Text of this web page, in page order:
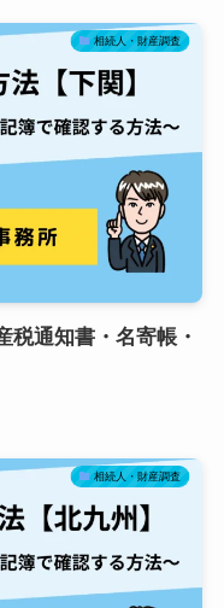
相続人・財産調査
税通知書・名寄帳・
相続人・財産調査